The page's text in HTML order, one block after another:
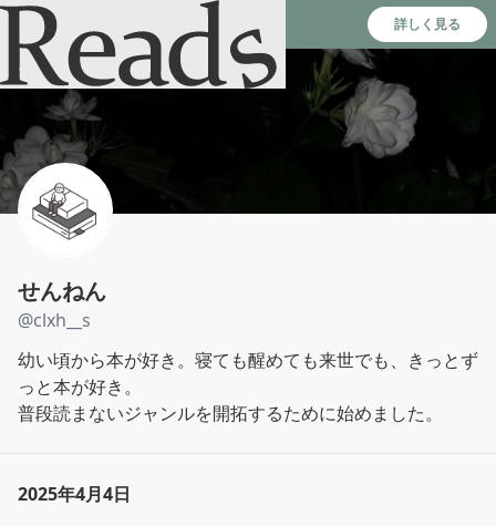
Reads - 読書のSNS＆記録アプリ 詳しく見る
せんねん
@clxh__s
幼い頃から本が好き。寝ても醒めても来世でも、きっとず
っと本が好き。
普段読まないジャンルを開拓するために始めました。
2025年4月4日